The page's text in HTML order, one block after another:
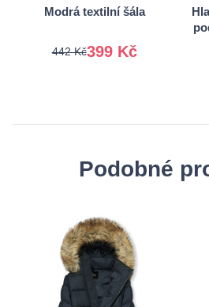
Modrá textilní šála
399 Kč
442 Kč
Podobné